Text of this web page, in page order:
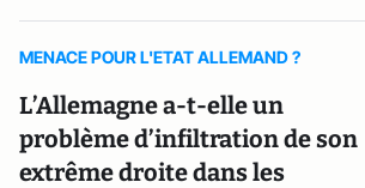
MENACE POUR L'ETAT ALLEMAND ?
L’Allemagne a-t-elle un
problème d’infiltration de son
extrême droite dans les